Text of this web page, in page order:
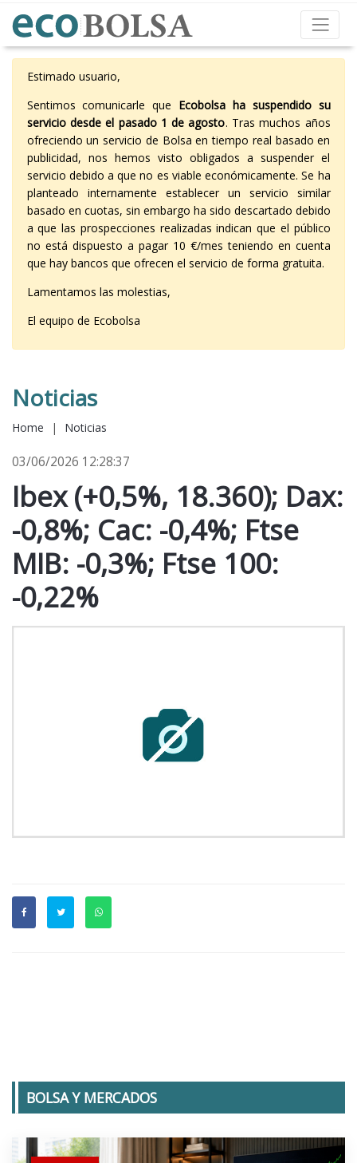
Estimado usuario,
Sentimos comunicarle que Ecobolsa ha suspendido su
servicio desde el pasado 1 de agosto. Tras muchos años
ofreciendo un servicio de Bolsa en tiempo real basado en
publicidad, nos hemos visto obligados a suspender el
servicio debido a que no es viable económicamente. Se ha
planteado internamente establecer un servicio similar
basado en cuotas, sin embargo ha sido descartado debido
a que las prospecciones realizadas indican que el público
no está dispuesto a pagar 10 €/mes teniendo en cuenta
que hay bancos que ofrecen el servicio de forma gratuita.
Lamentamos las molestias,
El equipo de Ecobolsa
Noticias
Home | Noticias
03/06/2026 12:28:37
Ibex (+0,5%, 18.360); Dax:
-0,8%; Cac: -0,4%; Ftse
MIB: -0,3%; Ftse 100:
-0,22%
BOLSA Y MERCADOS